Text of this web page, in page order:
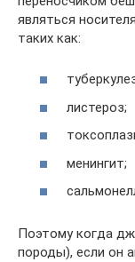
являться
таких как:
листероз;
менингит;
Поэтому когда
породы), если он